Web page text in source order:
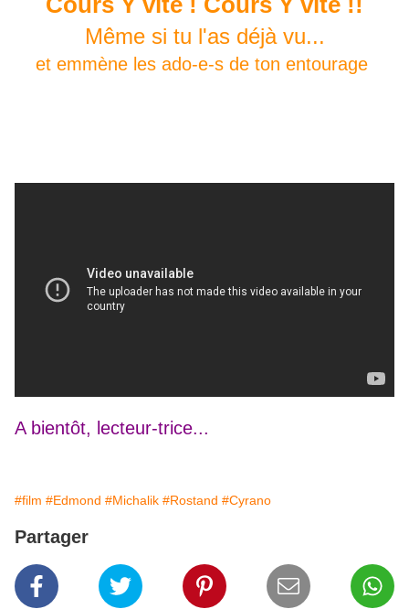
Même si tu l'as déjà vu...
et emmène les ado-e-s de ton entourage
A bientôt, lecteur-trice...
#film #Edmond #Michalik #Rostand #Cyrano
Partager